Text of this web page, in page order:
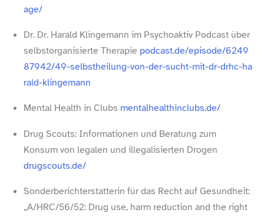
a​ge/
Dr. Dr. Harald Klingemann im Psychoaktiv Podcast über
selbstorganisierte Therapie podcast​.de/​e​p​i​s​o​d​e​/​6​2​4​9​
8​7​9​4​2​/​4​9​-​s​e​l​b​s​t​h​e​i​l​u​n​g​-​v​o​n​-​d​e​r​-​s​u​c​h​t​-​m​i​t​-​d​r​-​d​r​h​c​-​h​a​
r​a​l​d​-​k​l​i​n​g​e​m​ann
Mental Health in Clubs mentalhealthinclubs​.de/
Drug Scouts: Informationen und Beratung zum
Konsum von legalen und illegalisierten Drogen
drugscouts​.de/
Sonderberichterstatterin für das Recht auf Gesundheit:
„A/​HRC/​56/​52: Drug use, harm reduction and the right